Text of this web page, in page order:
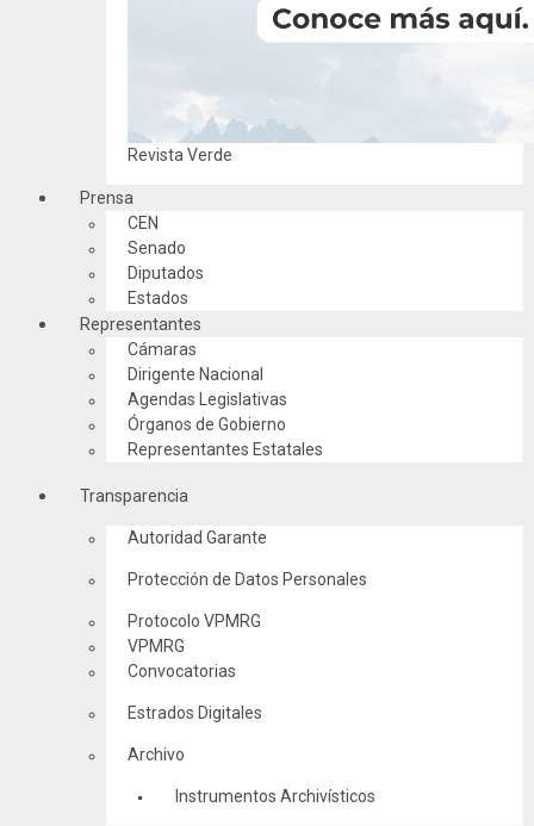
Revista Verde
Prensa
CEN
Senado
Diputados
Estados
Representantes
Cámaras
Dirigente Nacional
Agendas Legislativas
Órganos de Gobierno
Representantes Estatales
Transparencia
Autoridad Garante
Protección de Datos Personales
Protocolo VPMRG
VPMRG
Convocatorias
Estrados Digitales
Archivo
Instrumentos Archivísticos